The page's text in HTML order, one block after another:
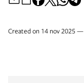
Created on 14 nov 2025